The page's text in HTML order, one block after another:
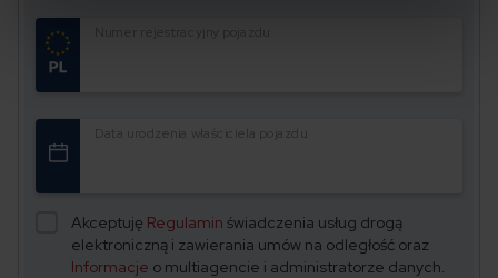
Data urodzenia właściciela pojazdu
Akceptuję Regulamin świadczenia usług drogą
elektroniczną i zawierania umów na odległość oraz
Informacje o multiagencie i administratorze danych.